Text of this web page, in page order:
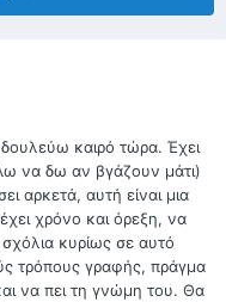
καιρό τώρα. Έχει
να δω αν βγάζουν μάτι)
αρκετά, αυτή είναι μια
χρόνο και όρεξη, να
σχόλια κυρίως σε αυτό
τρόπους γραφής, πράγμα
να πει τη γνώμη του. Θα